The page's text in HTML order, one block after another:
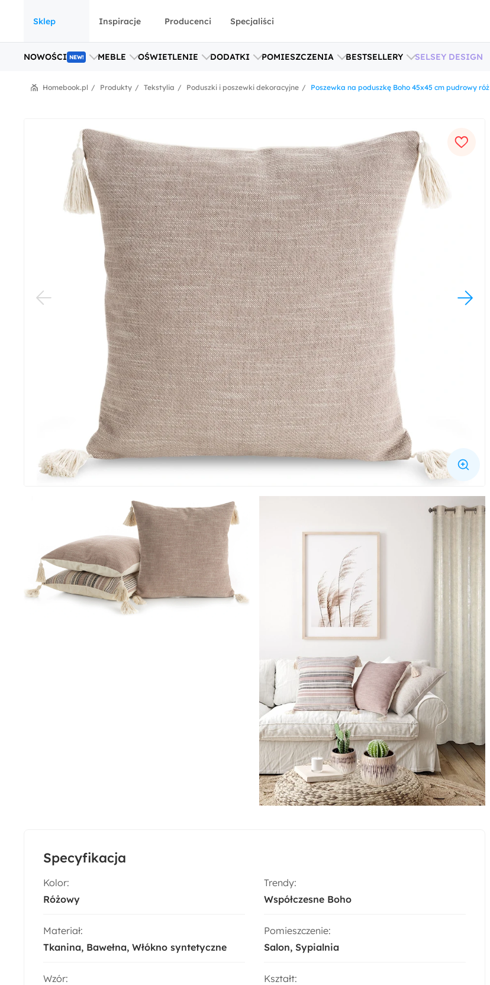
Sklep
NOWOŚCI NEW! MEBLE OŚWIETLENIE DODATKI POMIESZCZENIA BESTSELLERY SELSEY DESIGN
Inspiracje Producenci Specjaliści
Poszewka na poduszkę Boho 45x45 cm pudrowy róż
Poduszki i poszewki dekoracyjne
Tekstylia
Produkty
Homebook.pl
Specyfikacja
Kolor:
Różowy
Trendy:
Współczesne Boho
Materiał:
Tkanina Bawełna Włókno syntetyczne
Pomieszczenie:
Salon Sypialnia
Wzór:
Kształt: